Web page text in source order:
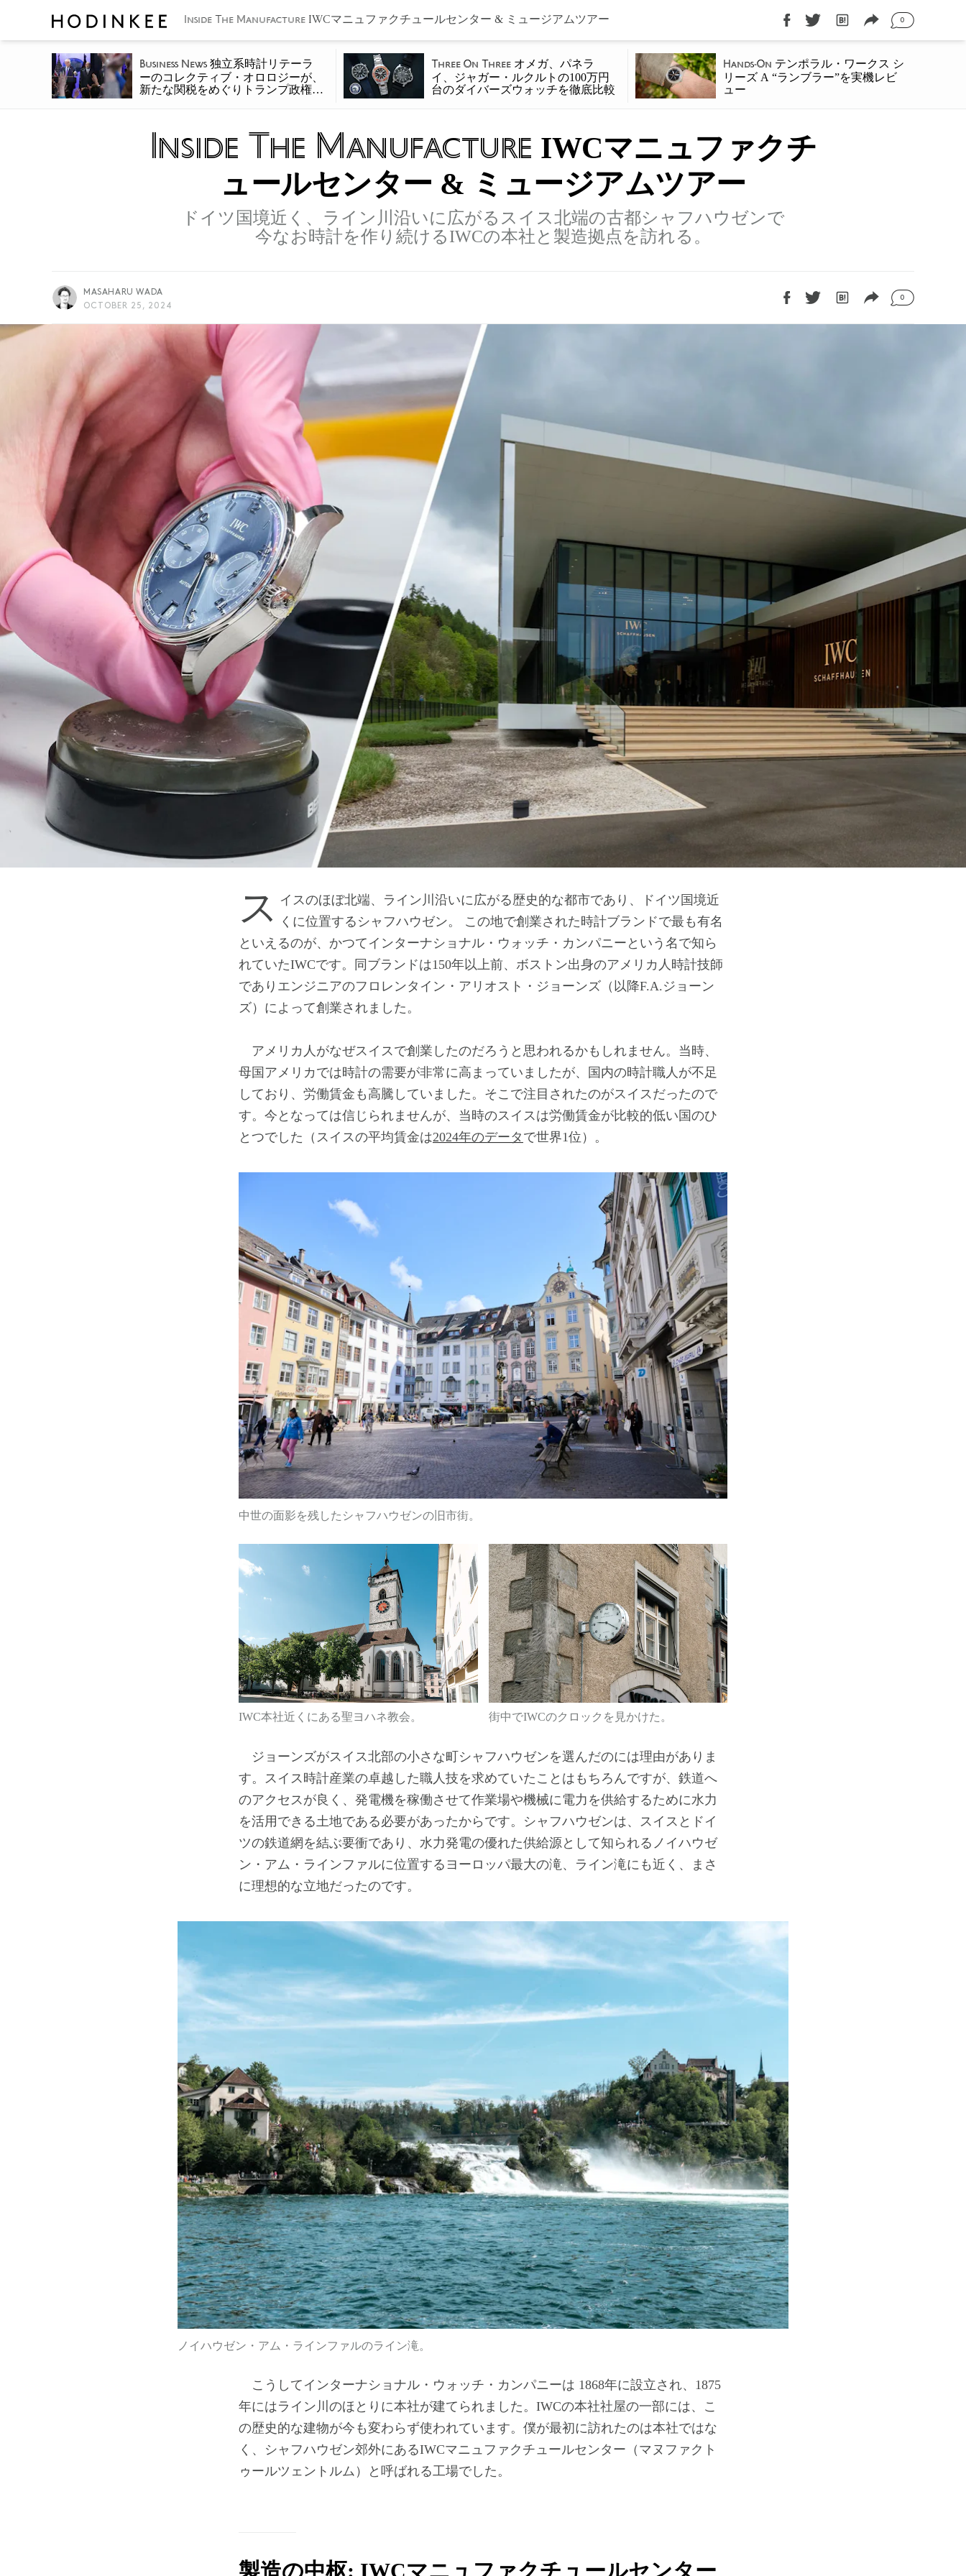
Inside The Manufacture IWCマニュファクチュールセンター & ミュージアムツアー 0
Business News 独立系時計リテーラ
ーのコレクティブ・オロロジーが、
新たな関税をめぐりトランプ政権を
Three On Three オメガ、パネラ
イ、ジャガー・ルクルトの100万円
台のダイバーズウォッチを徹底比較
Hands-On テンポラル・ワークス シ
リーズ A “ランブラー”を実機レビ
ュー
Inside The Manufacture IWCマニュファクチ
ュールセンター & ミュージアムツアー
ドイツ国境近く、ライン川沿いに広がるスイス北端の古都シャフハウゼンで
今なお時計を作り続けるIWCの本社と製造拠点を訪れる。
MASAHARU WADA
OCTOBER 25, 2024
0
スイスのほぼ北端、ライン川沿いに広がる歴史的な都市であり、ドイツ国境近
くに位置するシャフハウゼン。 この地で創業された時計ブランドで最も有名
といえるのが、かつてインターナショナル・ウォッチ・カンパニーという名で知ら
れていたIWCです。同ブランドは150年以上前、ボストン出身のアメリカ人時計技師
でありエンジニアのフロレンタイン・アリオスト・ジョーンズ（以降F.A.ジョーン
ズ）によって創業されました。
アメリカ人がなぜスイスで創業したのだろうと思われるかもしれません。当時、
母国アメリカでは時計の需要が非常に高まっていましたが、国内の時計職人が不足
しており、労働賃金も高騰していました。そこで注目されたのがスイスだったので
す。今となっては信じられませんが、当時のスイスは労働賃金が比較的低い国のひ
とつでした（スイスの平均賃金は2024年のデータ で世界1位）。
中世の面影を残したシャフハウゼンの旧市街。
IWC本社近くにある聖ヨハネ教会。 街中でIWCのクロックを見かけた。
ジョーンズがスイス北部の小さな町シャフハウゼンを選んだのには理由がありま
す。スイス時計産業の卓越した職人技を求めていたことはもちろんですが、鉄道へ
のアクセスが良く、発電機を稼働させて作業場や機械に電力を供給するために水力
を活用できる土地である必要があったからです。シャフハウゼンは、スイスとドイ
ツの鉄道網を結ぶ要衝であり、水力発電の優れた供給源として知られるノイハウゼ
ン・アム・ラインファルに位置するヨーロッパ最大の滝、ライン滝にも近く、まさ
に理想的な立地だったのです。
ノイハウゼン・アム・ラインファルのライン滝。
こうしてインターナショナル・ウォッチ・カンパニーは 1868年に設立され、1875
年にはライン川のほとりに本社が建てられました。IWCの本社社屋の一部には、こ
の歴史的な建物が今も変わらず使われています。僕が最初に訪れたのは本社ではな
く、シャフハウゼン郊外にあるIWCマニュファクチュールセンター（マヌファクト
ゥールツェントルム）と呼ばれる工場でした。
製造の中枢: IWCマニュファクチュールセンター